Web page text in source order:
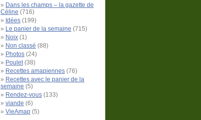
Dans les champs – la gazette de
Céline (716)
Idées (199)
Le panier de la semaine (715)
Noix (1)
Non classé (88)
Photos (24)
Poulet(38)
Recettes amapiennes (76)
Recettes avec le panier de la
semaine (5)
Rendez-vous (133)
viande (6)
VieAmap (5)